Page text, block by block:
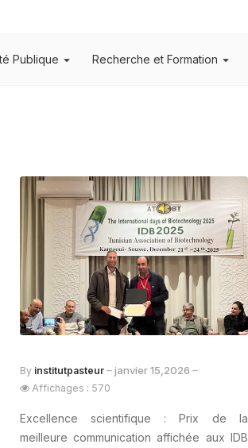
Publique Recherche et Formation
By institutpasteur janvier 15,2026
Affichages : 570
Excellence scientifique : Prix de la
meilleure communication affichée aux IDB